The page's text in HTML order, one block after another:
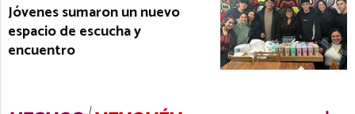
Jóvenes sumaron un nuevo
espacio de escucha y
encuentro